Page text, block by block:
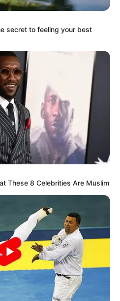
el ángulo de
internas
compresión
el flujo
un reconocido
secret to feeling your best
These 8 Celebrities Are Muslim